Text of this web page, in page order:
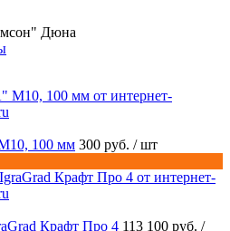
Дюна
100 мм 300 руб. / шт
Крафт Про 4 113 100 руб. /